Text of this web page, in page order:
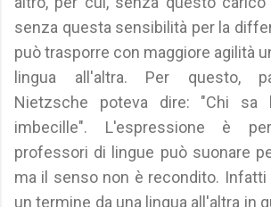
senza questa sensibilità per la
può trasporre con maggiore agilità
lingua all'altra. Per questo,
Nietzsche poteva dire: "Chi
imbecille". L'espressione è
professori di lingue può suonare
ma il senso non è recondito.
un termine da una lingua all'altra in